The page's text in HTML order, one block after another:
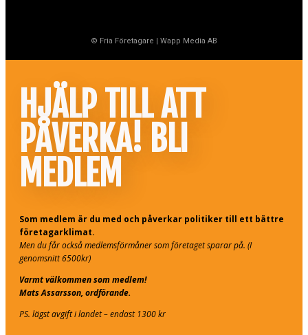
© Fria Företagare | Wapp Media AB
HJÄLP TILL ATT
PÅVERKA! BLI
MEDLEM
Som medlem är du med och påverkar politiker till ett bättre
företagarklimat.
Men du får också medlemsförmåner som företaget sparar på. (I
genomsnitt 6500kr)
Varmt välkommen som medlem!
Mats Assarsson, ordförande.
PS. lägst avgift i landet – endast 1300 kr